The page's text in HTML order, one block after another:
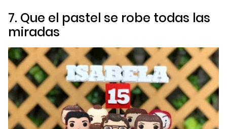
7. Que el pastel se robe todas las
miradas